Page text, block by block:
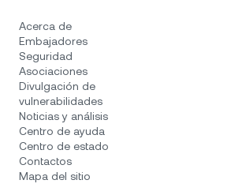
Acerca de
Embajadores
Seguridad
Asociaciones
Divulgación de
vulnerabilidades
Noticias y análisis
Centro de ayuda
Centro de estado
Contactos
Mapa del sitio